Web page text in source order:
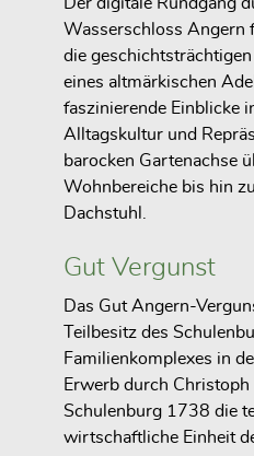
Wasserschloss Angern
die
eines altmärkischen
faszinierende Einblicke
Alltagskultur und
barocken Gartenachse
Wohnbereiche bis hin
Dachstuhl.
Gut Vergunst
Das Gut Angern-
Teilbesitz des
Familienkomplexes in
Erwerb durch Christoph
Schulenburg 1738 die
wirtschaftliche Einheit